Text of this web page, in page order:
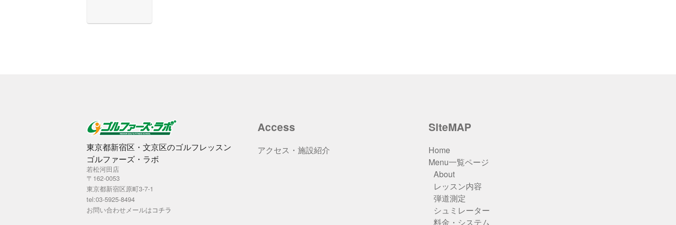
東京都新宿区・文京区のゴルフレッスン
ゴルファーズ・ラボ
若松河田店
〒162-0053
東京都新宿区原町3-7-1
tel:03-5925-8494
お問い合わせメールはコチラ
Access
アクセス・施設紹介
SiteMAP
Home
Menu一覧ページ
About
レッスン内容
弾道測定
シュミレーター
料金・システム